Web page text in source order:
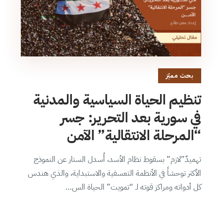
بحث مميّز
تنظيم الحياة السياسية والمدنية
في سورية بعد التحرير: جسر
“المرحلة الانتقالية” الآمن
تهميدٌ”لازم” بسقوط نظام الأسد، أُسدل الستار عن النموذج
الأكثر توحشاً في الأنظمة التعسفية والاستبداية، والذي هندس
كل أدواته ومراكز قوته لـ “تمويت” الحياة الس…